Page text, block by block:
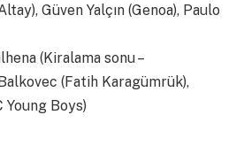
Güven Yalçın (Genoa), Paulo
(Kiralama sonu –
(Fatih Karagümrük),
Young Boys)